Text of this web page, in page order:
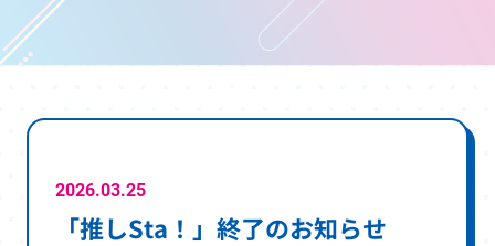
2026.03.25
「推しSta！」終了のお知らせ